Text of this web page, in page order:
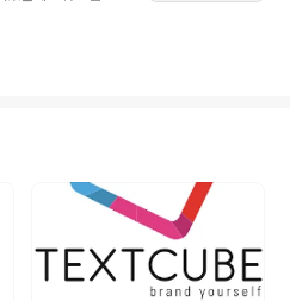
.. 하도 기관 이전
으니 알아서 찾으
그렇게 직원 교육
쓴 글을 보면 가격
의했더니. 22000